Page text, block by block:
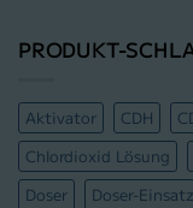
PRODUKT-
Aktivator CDH
Chlordioxid Lösung
Doser
Doser-Einsatz